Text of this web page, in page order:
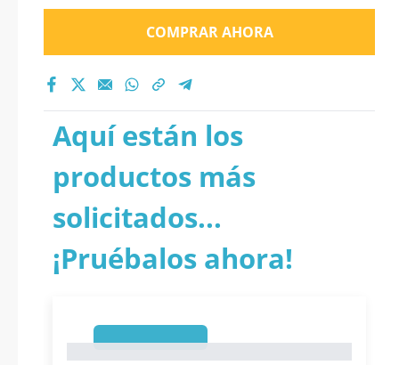
COMPRAR AHORA
Aquí están los
productos más
solicitados...
¡Pruébalos ahora!